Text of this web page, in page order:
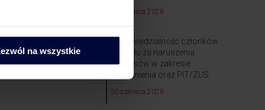
na wszystkie
30 czerwca 2026
Odpowiedzialność członków
zarządu za naruszenia
przepisów w zakresie
zatrudnienia oraz PIT/ZUS
30 czerwca 2026